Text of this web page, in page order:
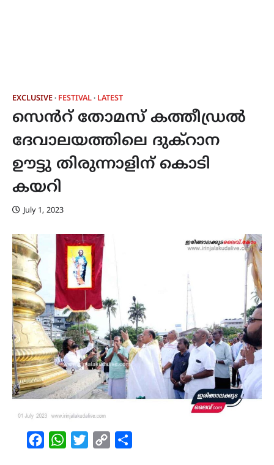
EXCLUSIVE FESTIVAL LATEST
സെൻറ് തോമസ് കത്തീഡ്രൽ
ദേവാലയത്തിലെ ദുക്റാന
ഊട്ടു തിരുന്നാളിന് കൊടി
കയറി
July 1, 2023
FacebookWhatsAppTwitterCopy